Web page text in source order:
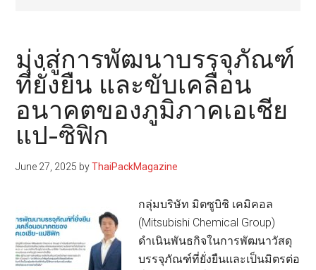
มุ่งสู่การพัฒนาบรรจุภัณฑ์
ที่ยั่งยืน และขับเคลื่อน
อนาคตของภูมิภาคเอเชีย
แป-ซิฟิก
June 27, 2025 byThaiPackMagazine
กลุ่มบริษัท มิตซูบิชิ เคมิคอล
(Mitsubishi Chemical Group)
ดำเนินพันธกิจในการพัฒนาวัสดุ
บรรจุภัณฑ์ที่ยั่งยืนและเป็นมิตรต่อ